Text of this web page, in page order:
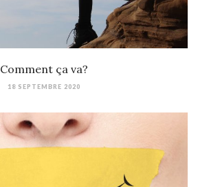
Comment ça va?
18 SEPTEMBRE 2020